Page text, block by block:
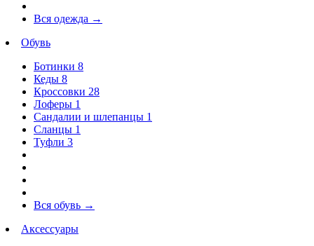
Вся одежда →
Обувь
Ботинки 8
Кеды 8
Кроссовки 28
Лоферы 1
Сандалии и шлепанцы 1
Сланцы 1
Туфли 3
Вся обувь →
Аксессуары